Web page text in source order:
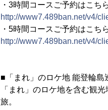
・3時間コースご予約はこち
http://www7.489ban.net/v4/
・5時間コースご予約はこち
http://www7.489ban.net/v4/
■「まれ」のロケ地 能登輪島
「まれ」のロケ地を含む観
旅。